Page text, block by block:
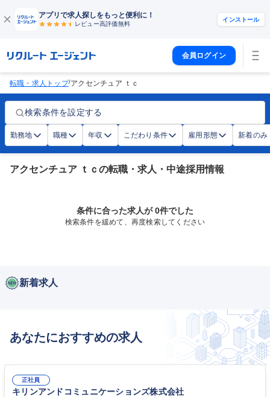
アプリで求人探しをもっと便利に！
レビュー高評価無料
インストール
会員ログイン
転職・求人トップ/アクセンチュア ｔｃ
検索条件を設定する
勤務地 職種 年収 こだわり条件 雇用形態 新着のみ
アクセンチュア ｔｃの転職・求人・中途採用情報
条件に合った求人が 0件でした
検索条件を緩めて、再度検索してください
新着求人
あなたにおすすめの求人
正社員
キリンアンドコミュニケーションズ株式会社